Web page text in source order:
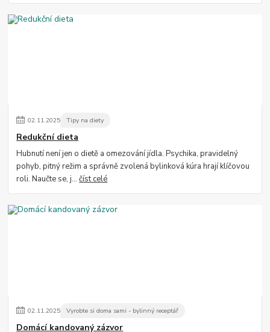
02.11.2025 Tipy na diety
Redukční dieta
Hubnutí není jen o dietě a omezování jídla. Psychika, pravidelný
pohyb, pitný režim a správně zvolená bylinková kúra hrají klíčovou
roli. Naučte se, j...číst celé
02.11.2025 Vyrobte si doma sami - bylinný receptář
Domácí kandovaný zázvor